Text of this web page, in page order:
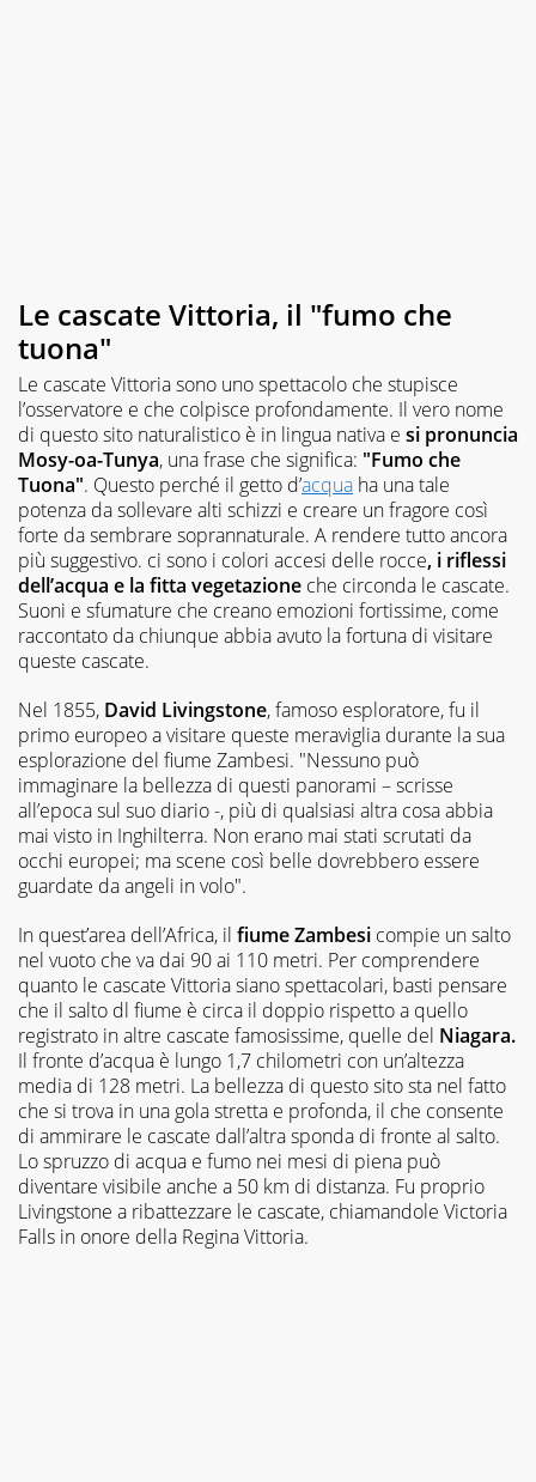
Le cascate Vittoria, il "fumo che
tuona"
Le cascate Vittoria sono uno spettacolo che stupisce
l’osservatore e che colpisce profondamente. Il vero nome
di questo sito naturalistico è in lingua nativa e si pronuncia
Mosy-oa-Tunya, una frase che significa: "Fumo che
Tuona". Questo perché il getto d’acqua ha una tale
potenza da sollevare alti schizzi e creare un fragore così
forte da sembrare soprannaturale. A rendere tutto ancora
più suggestivo. ci sono i colori accesi delle rocce, i riflessi
dell’acqua e la fitta vegetazione che circonda le cascate.
Suoni e sfumature che creano emozioni fortissime, come
raccontato da chiunque abbia avuto la fortuna di visitare
queste cascate.
Nel 1855, David Livingstone, famoso esploratore, fu il
primo europeo a visitare queste meraviglia durante la sua
esplorazione del fiume Zambesi. "Nessuno può
immaginare la bellezza di questi panorami – scrisse
all’epoca sul suo diario -, più di qualsiasi altra cosa abbia
mai visto in Inghilterra. Non erano mai stati scrutati da
occhi europei; ma scene così belle dovrebbero essere
guardate da angeli in volo".
In quest’area dell’Africa, il fiume Zambesi compie un salto
nel vuoto che va dai 90 ai 110 metri. Per comprendere
quanto le cascate Vittoria siano spettacolari, basti pensare
che il salto dl fiume è circa il doppio rispetto a quello
registrato in altre cascate famosissime, quelle del Niagara.
Il fronte d’acqua è lungo 1,7 chilometri con un’altezza
media di 128 metri. La bellezza di questo sito sta nel fatto
che si trova in una gola stretta e profonda, il che consente
di ammirare le cascate dall’altra sponda di fronte al salto.
Lo spruzzo di acqua e fumo nei mesi di piena può
diventare visibile anche a 50 km di distanza. Fu proprio
Livingstone a ribattezzare le cascate, chiamandole Victoria
Falls in onore della Regina Vittoria.